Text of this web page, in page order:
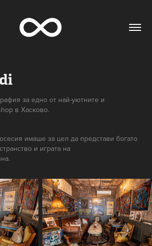
за едно от най-уютните и
в Хасково.
имаше за цел да представи богато
и играта на